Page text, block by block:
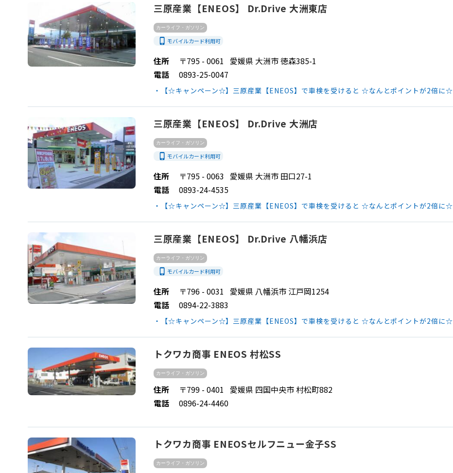
三原産業【ENEOS】 Dr.Drive 大洲東店
カーライフ・ガソリン
phone_iphone モバイルカード利用可
住所
〒795 - 0061 愛媛県 大洲市 徳森385-1
電話
0893-25-0047
・【☆キャンペーン☆】三原産業【ENEOS】で車検を受けると ☆なんとポイントが2倍に☆
三原産業【ENEOS】 Dr.Drive 大洲店
カーライフ・ガソリン
phone_iphone モバイルカード利用可
住所
〒795 - 0063 愛媛県 大洲市 田口27-1
電話
0893-24-4535
・【☆キャンペーン☆】三原産業【ENEOS】で車検を受けると ☆なんとポイントが2倍に☆
三原産業【ENEOS】 Dr.Drive 八幡浜店
カーライフ・ガソリン
phone_iphone モバイルカード利用可
住所
〒796 - 0031 愛媛県 八幡浜市 江戸岡1254
電話
0894-22-3883
・【☆キャンペーン☆】三原産業【ENEOS】で車検を受けると ☆なんとポイントが2倍に☆
トクワカ商事 ENEOS 村松SS
カーライフ・ガソリン
住所
〒799 - 0401 愛媛県 四国中央市 村松町882
電話
0896-24-4460
トクワカ商事 ENEOSセルフニュー金子SS
カーライフ・ガソリン